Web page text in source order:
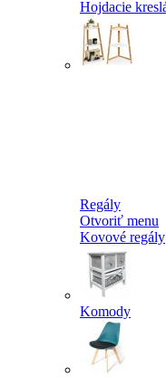
Hojdacie
Regály
Otvoriť menu
Kovové regály
Komody